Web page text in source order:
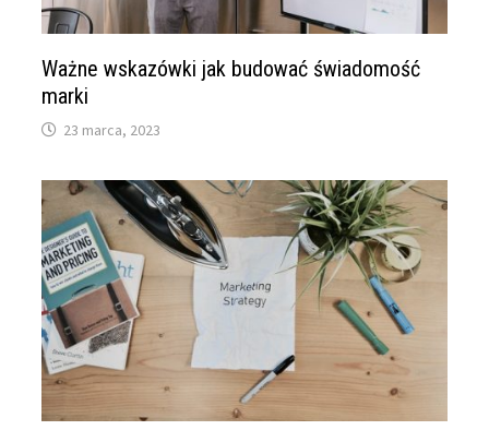
Ważne wskazówki jak budować świadomość
marki
23 marca, 2023